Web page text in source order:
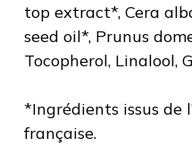
top extract*, Cera
seed oil*, Prunus
Tocopherol, Linalool,
*Ingrédients issus de
française.